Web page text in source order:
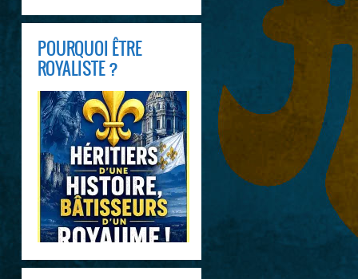
POURQUOI ÊTRE
ROYALISTE ?